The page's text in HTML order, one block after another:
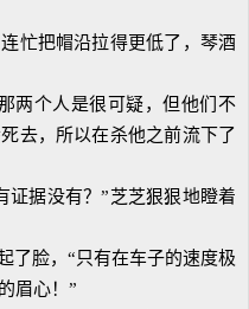
把帽沿拉得更低了，琴酒
个人是很可疑，但他们不
去，所以在杀他之前流下了
据没有？”芝芝狠狠地瞪着
脸，“只有在车子的速度极
眉心！”